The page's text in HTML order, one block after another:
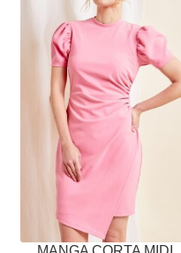
MÚLTIPLES
VARIANTES.
OPCIONES
PUEDEN
ELEGIR
PÁGINA